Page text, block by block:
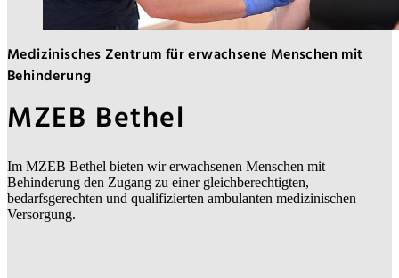
Medizinisches Zentrum für erwachsene Menschen mit
Behinderung
MZEB Bethel
Im MZEB Bethel bieten wir erwachsenen Menschen mit
Behinderung den Zugang zu einer gleichberechtigten,
bedarfsgerechten und qualifizierten ambulanten medizinischen
Versorgung.